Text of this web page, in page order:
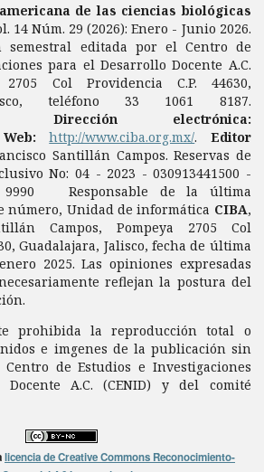
de las ciencias biológicas
14 Núm. 29 (2026): Enero - Junio 2026.
semestral editada por el Centro de
para el Desarrollo Docente A.C.
2705 Col Providencia C.P. 44630,
teléfono 33 1061 8187.
Dirección electrónica:
Web: http://www.ciba.org.mx/. Editor
Santillán Campos. Reservas de
No: 04 - 2023 - 030913441500 -
9990 Responsable de la última
número, Unidad de informática CIBA,
Campos, Pompeya 2705 Col
Guadalajara, Jalisco, fecha de última
2025. Las opiniones expresadas
reflejan la postura del
prohibida la reproducción total o
e imgenes de la publicación sin
de Estudios e Investigaciones
A.C. (CENID) y del comité
licencia de Creative Commons Reconocimiento-